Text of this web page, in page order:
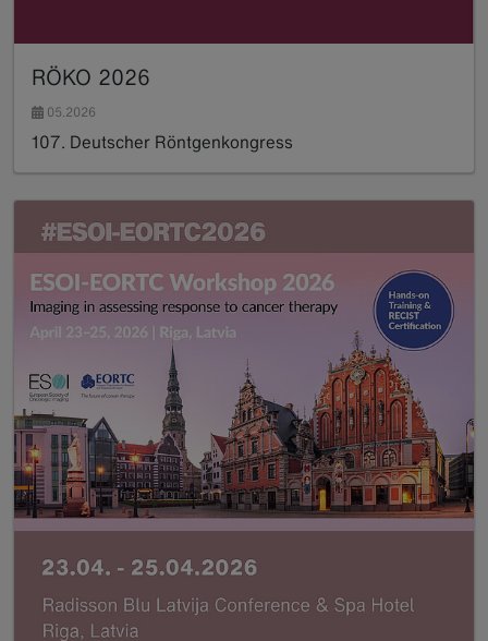
RÖKO 2026
05.2026
107. Deutscher Röntgen­kongress